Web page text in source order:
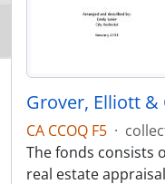
Grover, Elliott &
CA CCOQ F5 ·
The fonds consists
real estate